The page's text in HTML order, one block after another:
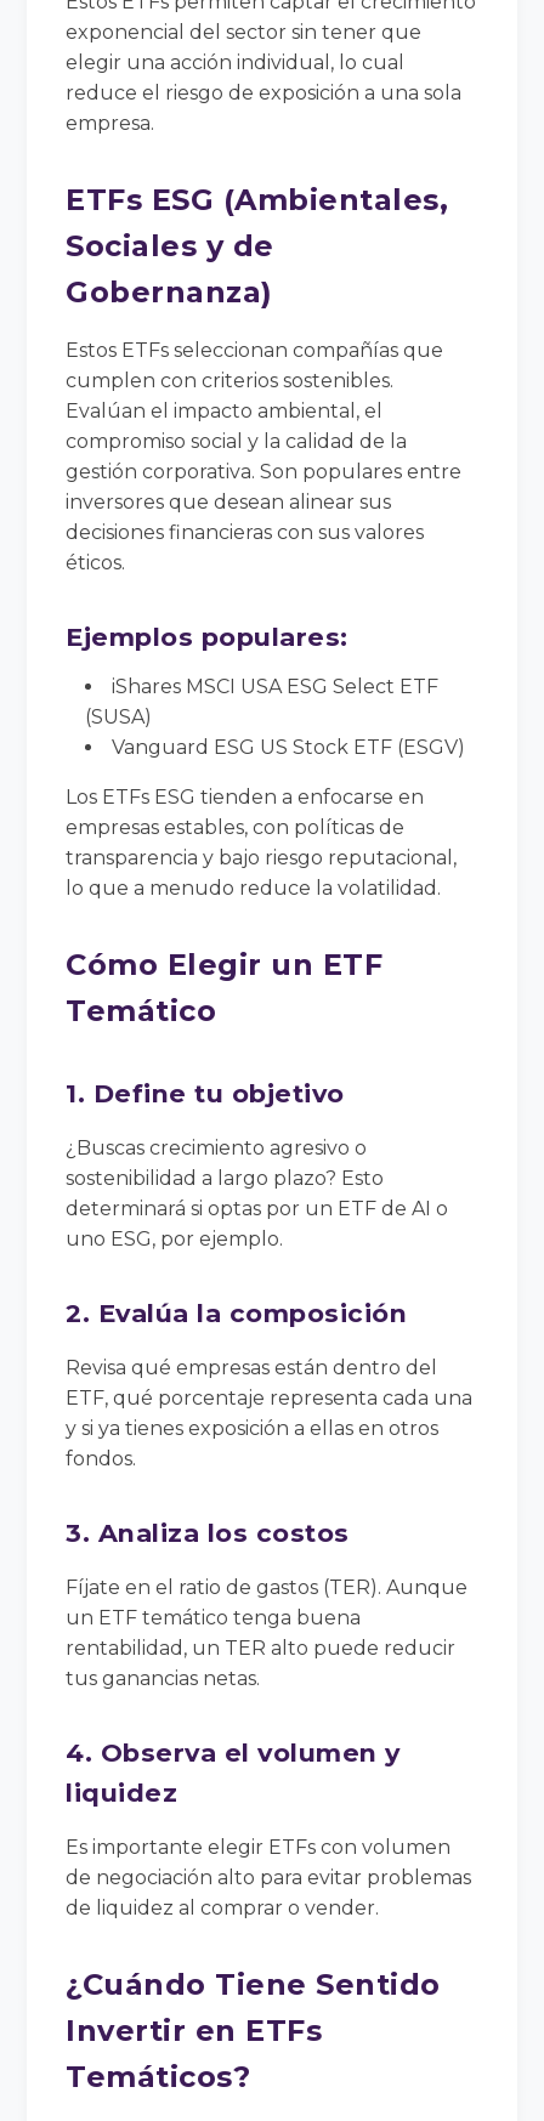
exponencial del sector sin tener que
elegir una acción individual, lo cual
reduce el riesgo de exposición a una sola
empresa.
ETFs ESG (Ambientales,
Sociales y de
Gobernanza)
Estos ETFs seleccionan compañías que
cumplen con criterios sostenibles.
Evalúan el impacto ambiental, el
compromiso social y la calidad de la
gestión corporativa. Son populares entre
inversores que desean alinear sus
decisiones financieras con sus valores
éticos.
Ejemplos populares:
iShares MSCI USA ESG Select ETF
(SUSA)
Vanguard ESG US Stock ETF (ESGV)
Los ETFs ESG tienden a enfocarse en
empresas estables, con políticas de
transparencia y bajo riesgo reputacional,
lo que a menudo reduce la volatilidad.
Cómo Elegir un ETF
Temático
1. Define tu objetivo
¿Buscas crecimiento agresivo o
sostenibilidad a largo plazo? Esto
determinará si optas por un ETF de AI o
uno ESG, por ejemplo.
2. Evalúa la composición
Revisa qué empresas están dentro del
ETF, qué porcentaje representa cada una
y si ya tienes exposición a ellas en otros
fondos.
3. Analiza los costos
Fíjate en el ratio de gastos (TER). Aunque
un ETF temático tenga buena
rentabilidad, un TER alto puede reducir
tus ganancias netas.
4. Observa el volumen y
liquidez
Es importante elegir ETFs con volumen
de negociación alto para evitar problemas
de liquidez al comprar o vender.
¿Cuándo Tiene Sentido
Invertir en ETFs
Temáticos?